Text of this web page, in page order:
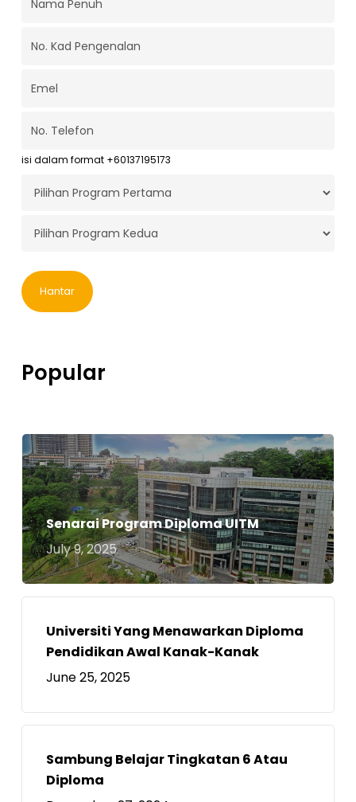
Nama
No.
Pengenalan
Emel*
No.
Telefon*
isi dalam format +60137195173
Program
Program
Popular
Senarai Program Diploma UITM
July 9, 2025
Universiti Yang Menawarkan Diploma
Pendidikan Awal Kanak-Kanak
June 25, 2025
Sambung Belajar Tingkatan 6 Atau
Diploma